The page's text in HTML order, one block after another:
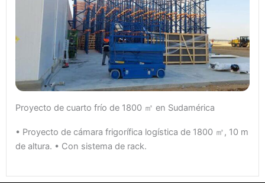
Proyecto de cuarto frío de 1800 ㎡ en Sudamérica
• Proyecto de cámara frigorífica logística de 1800 ㎡, 10 m
de altura. • Con sistema de rack.